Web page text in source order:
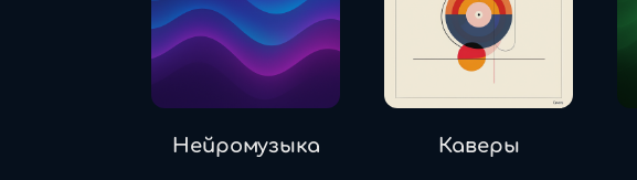
Нейромузыка Каверы